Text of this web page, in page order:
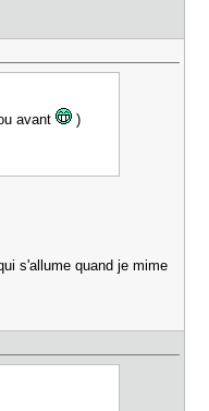
avant )
s'allume quand je mime